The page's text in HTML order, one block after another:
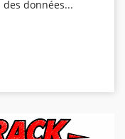
données...